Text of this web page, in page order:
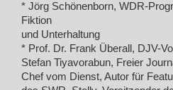
* Jörg Schönenborn, WDR-
Fiktion
und Unterhaltung
* Prof. Dr. Frank Überall, DJV-
Stefan Tiyavorabun, Freier
Chef vom Dienst, Autor für